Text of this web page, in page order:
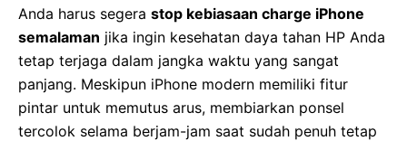
Anda harus segera stop kebiasaan charge iPhone
semalaman jika ingin kesehatan daya tahan HP Anda
tetap terjaga dalam jangka waktu yang sangat
panjang. Meskipun iPhone modern memiliki fitur
pintar untuk memutus arus, membiarkan ponsel
tercolok selama berjam-jam saat sudah penuh tetap